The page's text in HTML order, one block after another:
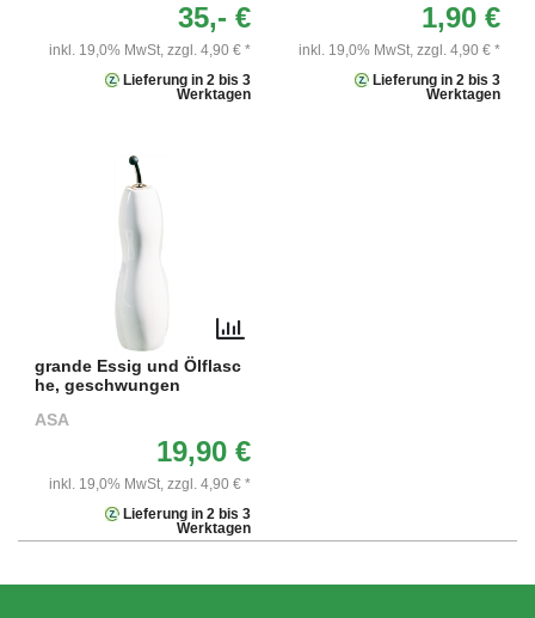
35,- €
inkl. 19,0% MwSt, zzgl. 4,90 € *
Lieferung in 2 bis 3
Werktagen
1,90 €
inkl. 19,0% MwSt, zzgl. 4,90 € *
Lieferung in 2 bis 3
Werktagen
grande Essig und Ölflasc
he, geschwungen
ASA
19,90 €
inkl. 19,0% MwSt, zzgl. 4,90 € *
Lieferung in 2 bis 3
Werktagen